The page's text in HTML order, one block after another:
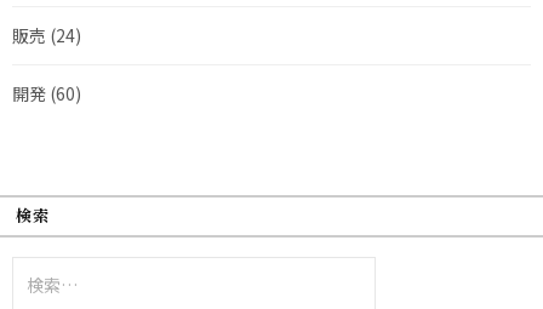
販売 (24)
開発 (60)
検索
索: